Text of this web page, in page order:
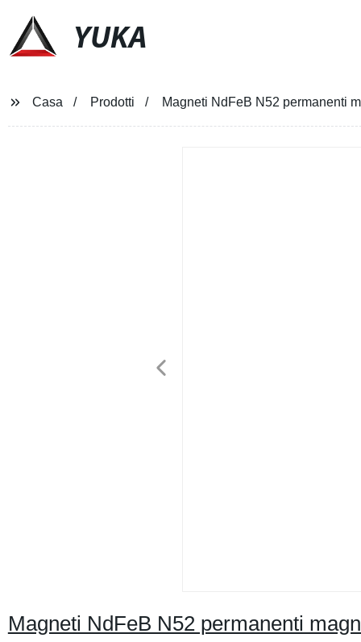
YUKA
Casa Prodotti Magneti NdFeB N52 permanenti
Magneti NdFeB N52 permanenti